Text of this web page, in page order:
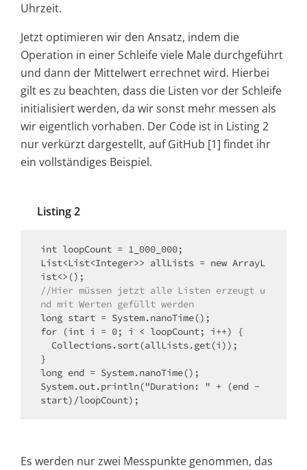
Uhrzeit.
Jetzt optimieren wir den Ansatz, indem die
Operation in einer Schleife viele Male durchgeführt
und dann der Mittelwert errechnet wird. Hierbei
gilt es zu beachten, dass die Listen vor der Schleife
initialisiert werden, da wir sonst mehr messen als
wir eigentlich vorhaben. Der Code ist in Listing 2
nur verkürzt dargestellt, auf GitHub [1] findet ihr
ein vollständiges Beispiel.
Listing 2
int loopCount = 1_000_000;
List<List<Integer>> allLists = new ArrayL
//Hier müssen jetzt alle Listen erzeugt u
nd mit Werten gefüllt werden
long start = System.nanoTime();​
for (int i = 0; i < loopCount; i++) {
}
long end = System.nanoTime();​
System.out.println("Duration: " + (end -
start)/loopCount);
Es werden nur zwei Messpunkte genommen, das